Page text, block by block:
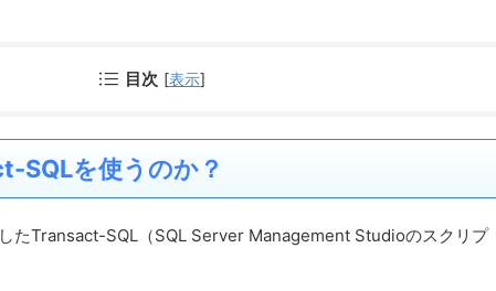
目次 [表示]
SQLを使うのか？
たTransact-SQL（SQL Server Management Studioのスクリプ